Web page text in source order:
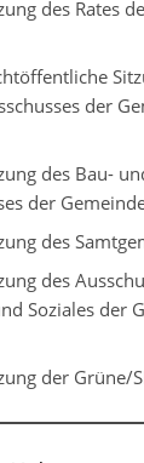
des Rates
der
des Bau-
der
des
des
Soziales der
der Grüne/